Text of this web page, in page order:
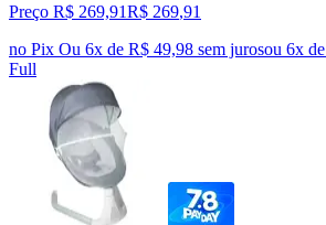
Preço R$ 269,91R$ 269,91
no Pix Ou 6x de R$ 49,98 sem jurosou 6x de
Full